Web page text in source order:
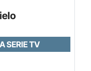
SERIE TV